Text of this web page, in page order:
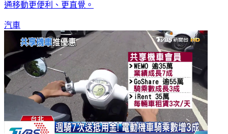
通移動更便利、更直覺。
汽車